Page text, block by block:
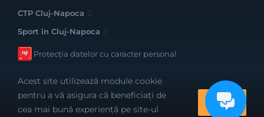
CTP Cluj-Napoca
Sport în Cluj-Napoca
Protecția datelor cu caracter personal
Realizat cu bune intenții de către
Acest site utilizează module cookie
pentru a vă asigura că beneficiați de
cea mai bună experiență pe site-ul
OK